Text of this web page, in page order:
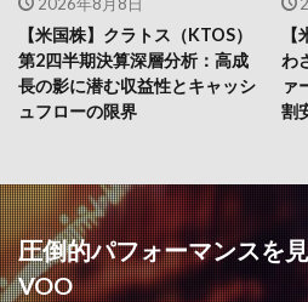
【米国株】クラトス（KTOS）
第2四半期決算深層分析：高成
長の影に潜む収益性とキャッシ
ュフローの限界
わ
ァ
割
圧倒的パフォーマンスを
VOO